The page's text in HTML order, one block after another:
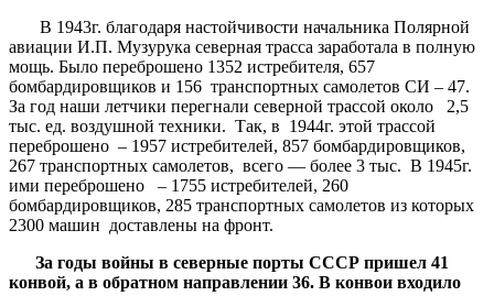
В 1943г. благодаря настойчивости начальника Полярной
авиации И.П. Музурука северная трасса заработала в полную
мощь. Было переброшено 1352 истребителя, 657
бомбардировщиков и 156 транспортных самолетов СИ – 47.
За год наши летчики перегнали северной трассой около 2,5
тыс. ед. воздушной техники. Так, в 1944г. этой трассой
переброшено – 1957 истребителей, 857 бомбардировщиков,
267 транспортных самолетов, всего — более 3 тыс. В 1945г.
ими переброшено – 1755 истребителей, 260
бомбардировщиков, 285 транспортных самолетов из которых
2300 машин доставлены на фронт.
За годы войны в северные порты СССР пришел 41
конвой, а в обратном направлении 36. В конвои входило